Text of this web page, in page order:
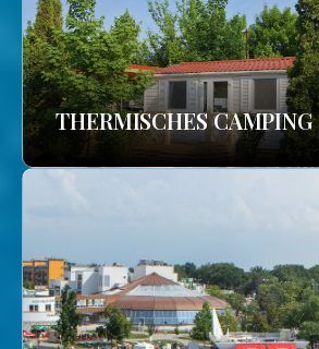
THERMISCHES CAMPING